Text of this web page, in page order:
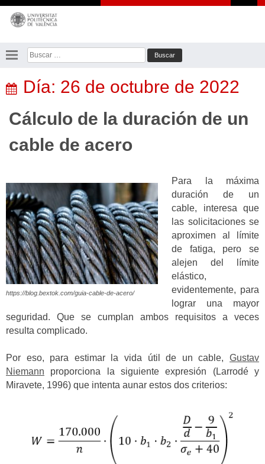
Saltar
contenido
Buscar:
Día: 26 de octubre de 2022
Cálculo de la duración de un
cable de acero
https://blog.bextok.com/guia-cable-de-acero/
Para la máxima
duración de un
cable, interesa que
las solicitaciones se
aproximen al límite
de fatiga, pero se
alejen del límite
elástico,
evidentemente, para
lograr una mayor
seguridad. Que se cumplan ambos requisitos a veces
resulta complicado.
Por eso, para estimar la vida útil de un cable, Gustav
Niemann proporciona la siguiente expresión (Larrodé y
Miravete, 1996) que intenta aunar estos dos criterios: